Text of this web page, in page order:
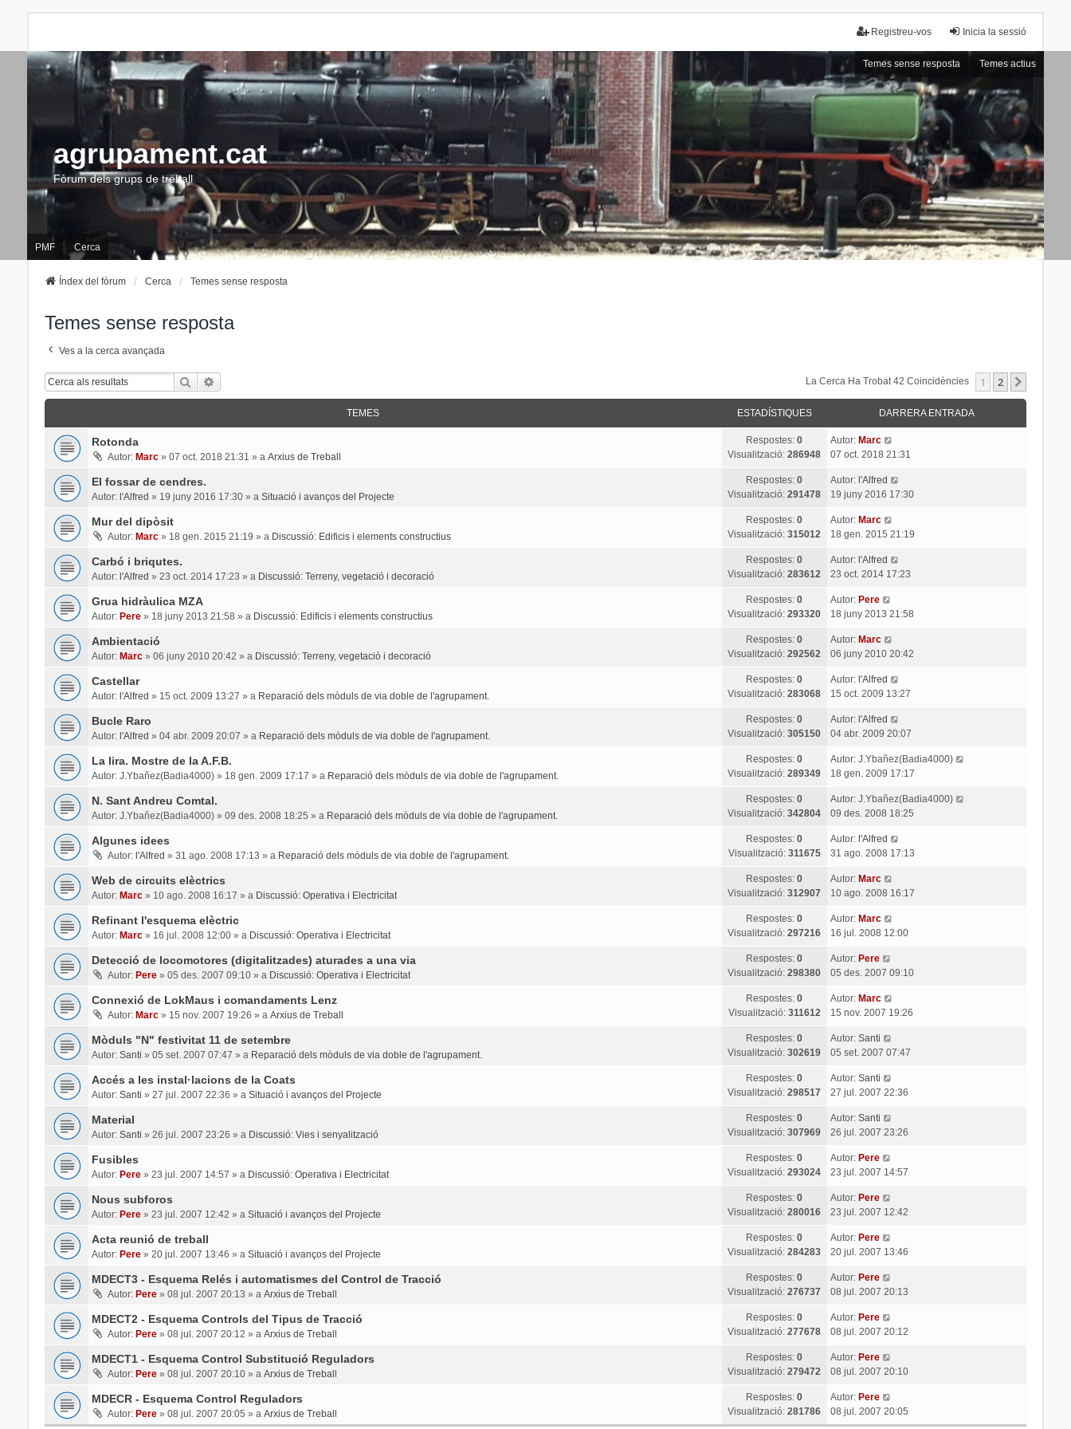
Inicia la sessió
Registreu-vos
Temes sense resposta Temes actius
agrupament.cat
Fòrum dels grups de treball
PMF Cerca
Índex del fòrum Cerca Temes sense resposta
Temes sense resposta
Ves a la cerca avançada
Cerca La Cerca Ha Trobat 42 Coincidències 1 2
TEMES ESTADÍSTIQUES DARRERA ENTRADA
Rotonda
Autor: Marc» 07 oct. 2018 21:31 » a Arxius de Treball
Respostes:0
Visualització:286948
Autor: Marc
07 oct. 2018 21:31
El fossar de cendres.
Autor: l'Alfred » 19 juny 2016 17:30» a Situació i avanços del Projecte
Respostes:0
Visualització:291478
Autor: l'Alfred
19 juny 2016 17:30
Mur del dipòsit
Autor: Marc» 18 gen. 2015 21:19 » a Discussió: Edificis i elements constructius
Respostes:0
Visualització:315012
Autor: Marc
18 gen. 2015 21:19
Carbó i briqutes.
Autor: l'Alfred » 23 oct. 2014 17:23 » a Discussió: Terreny, vegetació i decoració
Respostes:0
Visualització:283612
Autor: l'Alfred
23 oct. 2014 17:23
Grua hidràulica MZA
Autor: Pere» 18 juny 2013 21:58 » a Discussió: Edificis i elements constructius
Respostes:0
Visualització:293320
Autor: Pere
18 juny 2013 21:58
Ambientació
Autor: Marc» 06 juny 2010 20:42 » a Discussió: Terreny, vegetació i decoració
Respostes:0
Visualització:292562
Autor: Marc
06 juny 2010 20:42
Castellar
Autor: l'Alfred » 15 oct. 2009 13:27 » a Reparació dels mòduls de via doble de l'agrupament.
Respostes:0
Visualització:283068
Autor: l'Alfred
15 oct. 2009 13:27
Bucle Raro
Autor: l'Alfred » 04 abr. 2009 20:07 » a Reparació dels mòduls de via doble de l'agrupament.
Respostes:0
Visualització:305150
Autor: l'Alfred
04 abr. 2009 20:07
La lira. Mostre de la A.F.B.
Autor: J.Ybañez(Badia4000)» 18 gen. 2009 17:17 » a Reparació dels mòduls de via doble de l'agrupament.
Respostes:0
Visualització:289349
Autor: J.Ybañez(Badia4000)
18 gen. 2009 17:17
N. Sant Andreu Comtal.
Autor: J.Ybañez(Badia4000)» 09 des. 2008 18:25 » a Reparació dels mòduls de via doble de l'agrupament.
Respostes:0
Visualització:342804
Autor: J.Ybañez(Badia4000)
09 des. 2008 18:25
Algunes idees
Autor: l'Alfred » 31 ago. 2008 17:13 » a Reparació dels mòduls de via doble de l'agrupament.
Respostes:0
Visualització: 311675
Autor: l'Alfred
31 ago. 2008 17:13
Web de circuits elèctrics
Autor: Marc» 10 ago. 2008 16:17 » a Discussió: Operativa i Electricitat
Respostes:0
Visualització:312907
Autor: Marc
10 ago. 2008 16:17
Refinant l'esquema elèctric
Autor: Marc» 16 jul. 2008 12:00» a Discussió: Operativa i Electricitat
Respostes:0
Visualització:297216
Autor: Marc
16 jul. 2008 12:00
Detecció de locomotores (digitalitzades) aturades a una via
Autor: Pere» 05 des. 2007 09:10» a Discussió: Operativa i Electricitat
Respostes:0
Visualització:298380
Autor: Pere
05 des. 2007 09:10
Connexió de LokMaus i comandaments Lenz
Autor: Marc» 15 nov. 2007 19:26 » a Arxius de Treball
Respostes:0
Visualització: 311612
Autor: Marc
15 nov. 2007 19:26
Mòduls "N" festivitat 11 de setembre
Autor: Santi » 05 set. 2007 07:47 » a Reparació dels mòduls de via doble de l'agrupament.
Respostes:0
Visualització:302619
Autor: Santi
05 set. 2007 07:47
Accés a les instal·lacions de la Coats
Autor: Santi » 27 jul. 2007 22:36 » a Situació i avanços del Projecte
Respostes:0
Visualització:298517
Autor: Santi
27 jul. 2007 22:36
Material
Autor: Santi » 26 jul. 2007 23:26 » a Discussió: Vies i senyalització
Respostes:0
Visualització:307969
Autor: Santi
26 jul. 2007 23:26
Fusibles
Autor: Pere» 23 jul. 2007 14:57 » a Discussió: Operativa i Electricitat
Respostes:0
Visualització:293024
Autor: Pere
23 jul. 2007 14:57
Nous subforos
Autor: Pere» 23 jul. 2007 12:42 » a Situació i avanços del Projecte
Respostes:0
Visualització:280016
Autor: Pere
23 jul. 2007 12:42
Acta reunió de treball
Autor: Pere» 20 jul. 2007 13:46 » a Situació i avanços del Projecte
Respostes:0
Visualització:284283
Autor: Pere
20 jul. 2007 13:46
MDECT3 - Esquema Relés i automatismes del Control de Tracció
Autor: Pere» 08 jul. 2007 20:13 » a Arxius de Treball
Respostes:0
Visualització:276737
Autor: Pere
08 jul. 2007 20:13
MDECT2 - Esquema Controls del Tipus de Tracció
Autor: Pere» 08 jul. 2007 20:12 » a Arxius de Treball
Respostes:0
Visualització:277678
Autor: Pere
08 jul. 2007 20:12
MDECT1 - Esquema Control Substitució Reguladors
Autor: Pere» 08 jul. 2007 20:10» a Arxius de Treball
Respostes:0
Visualització:279472
Autor: Pere
08 jul. 2007 20:10
MDECR - Esquema Control Reguladors
Autor: Pere» 08 jul. 2007 20:05 » a Arxius de Treball
Respostes:0
Visualització:281786
Autor: Pere
08 jul. 2007 20:05